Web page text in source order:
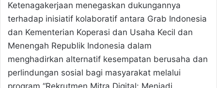
Ketenagakerjaan menegaskan dukungannya
terhadap inisiatif kolaboratif antara Grab Indonesia
dan Kementerian Koperasi dan Usaha Kecil dan
Menengah Republik Indonesia dalam
menghadirkan alternatif kesempatan berusaha dan
perlindungan sosial bagi masyarakat melalui